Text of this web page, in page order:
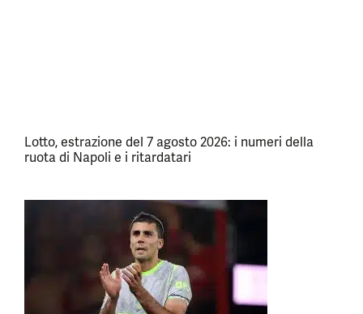
Lotto, estrazione del 7 agosto 2026: i numeri della
ruota di Napoli e i ritardatari